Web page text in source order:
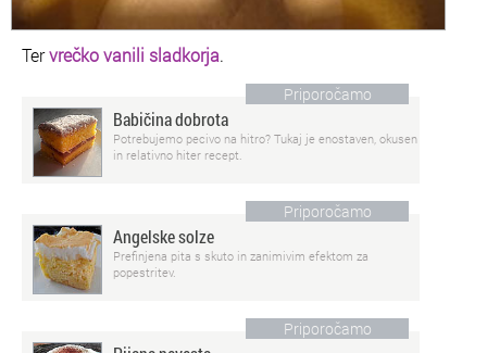
Tervrečko vanili sladkorja.
Priporočamo
Babičina dobrota
Potrebujemo pecivo na hitro? Tukaj je enostaven, okusen
in relativno hiter recept.
Priporočamo
Angelske solze
Prefinjena pita s skuto in zanimivim efektom za
popestritev.
Priporočamo